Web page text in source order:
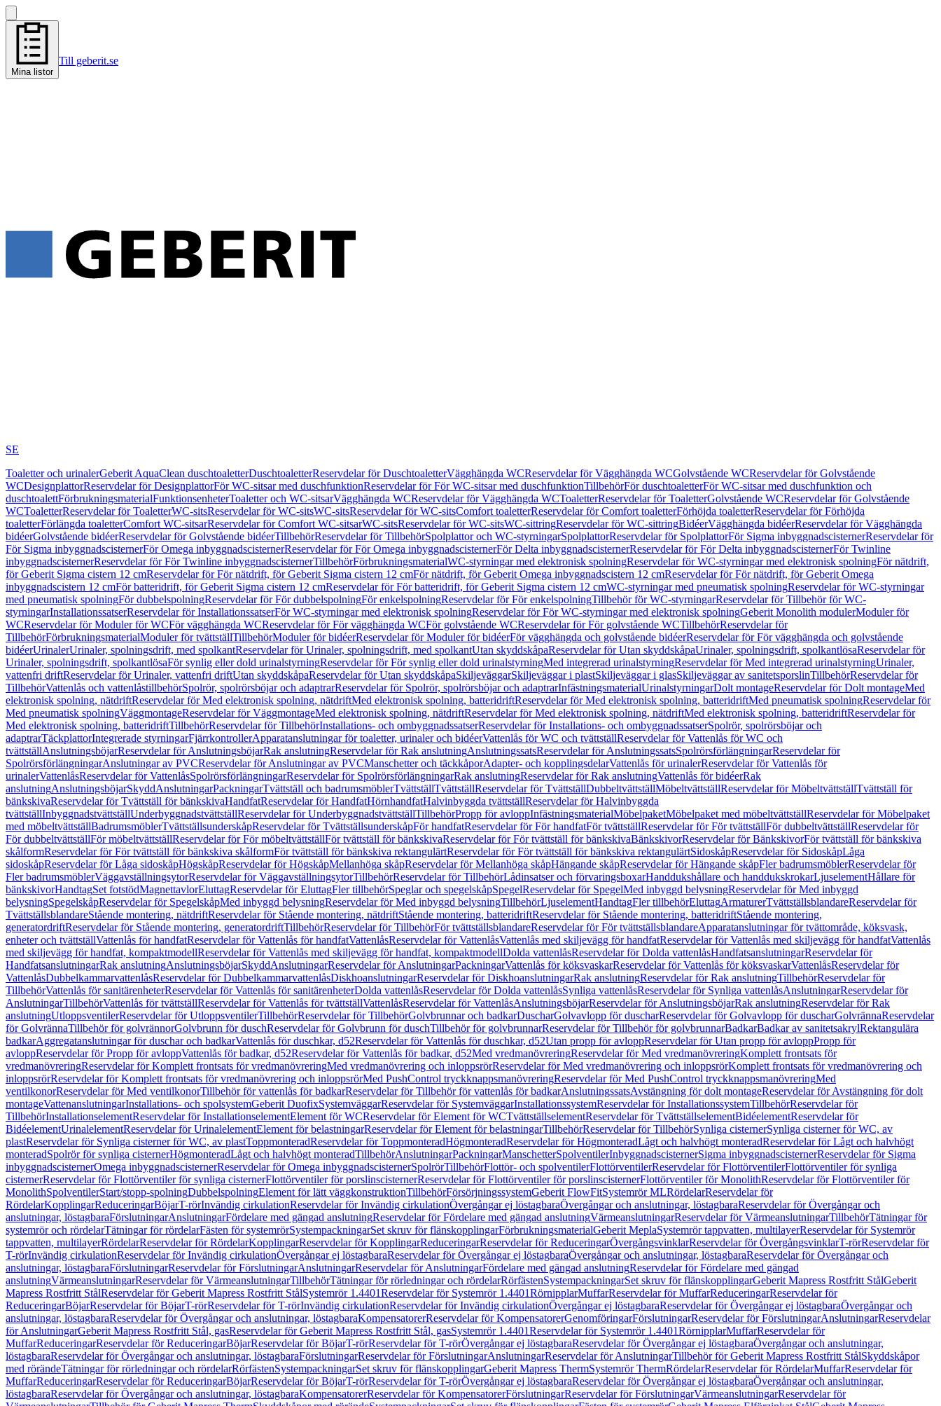
Mina listor
Till geberit.se
SE
Toaletter och urinalerGeberit AquaClean duschtoaletterDuschtoaletterReservdelar för DuschtoaletterVägghängda WCReservdelar för Vägghängda WCGolvstående WCReservdelar för Golvstående
WCDesignplattorReservdelar för DesignplattorFör WC-sitsar med duschfunktionReservdelar för För WC-sitsar med duschfunktionTillbehörFör duschtoaletterFör WC-sitsar med duschfunktion och
duschtoalettFörbrukningsmaterialFunktionsenheterToaletter och WC-sitsarVägghängda WCReservdelar för Vägghängda WCToaletterReservdelar för ToaletterGolvstående WCReservdelar för Golvstående
WCToaletterReservdelar för ToaletterWC-sitsReservdelar för WC-sitsWC-sitsReservdelar för WC-sitsComfort toaletterReservdelar för Comfort toaletterFörhöjda toaletterReservdelar för Förhöjda
toaletterFörlängda toaletterComfort WC-sitsarReservdelar för Comfort WC-sitsarWC-sitsReservdelar för WC-sitsWC-sittringReservdelar för WC-sittringBidéerVägghängda bidéerReservdelar för Vägghängda
bidéerGolvstående bidéerReservdelar för Golvstående bidéerTillbehörReservdelar för TillbehörSpolplattor och WC-styrningarSpolplattorReservdelar för SpolplattorFör Sigma inbyggnadscisternerReservdelar för
För Sigma inbyggnadscisternerFör Omega inbyggnadscisternerReservdelar för För Omega inbyggnadscisternerFör Delta inbyggnadscisternerReservdelar för För Delta inbyggnadscisternerFör Twinline
inbyggnadscisternerReservdelar för För Twinline inbyggnadscisternerTillbehörFörbrukningsmaterialWC-styrningar med elektronisk spolningReservdelar för WC-styrningar med elektronisk spolningFör nätdrift,
för Geberit Sigma cistern 12 cmReservdelar för För nätdrift, för Geberit Sigma cistern 12 cmFör nätdrift, för Geberit Omega inbyggnadscistern 12 cmReservdelar för För nätdrift, för Geberit Omega
inbyggnadscistern 12 cmFör batteridrift, för Geberit Sigma cistern 12 cmReservdelar för För batteridrift, för Geberit Sigma cistern 12 cmWC-styrningar med pneumatisk spolningReservdelar för WC-styrningar
med pneumatisk spolningFör dubbelspolningReservdelar för För dubbelspolningFör enkelspolningReservdelar för För enkelspolningTillbehör för WC-styrningarReservdelar för Tillbehör för WC-
styrningarInstallationssatserReservdelar för InstallationssatserFör WC-styrningar med elektronisk spolningReservdelar för För WC-styrningar med elektronisk spolningGeberit Monolith modulerModuler för
WCReservdelar för Moduler för WCFör vägghängda WCReservdelar för För vägghängda WCFör golvstående WCReservdelar för För golvstående WCTillbehörReservdelar för
TillbehörFörbrukningsmaterialModuler för tvättställTillbehörModuler för bidéerReservdelar för Moduler för bidéerFör vägghängda och golvstående bidéerReservdelar för För vägghängda och golvstående
bidéerUrinalerUrinaler, spolningsdrift, med spolkantReservdelar för Urinaler, spolningsdrift, med spolkantUtan skyddskåpaReservdelar för Utan skyddskåpaUrinaler, spolningsdrift, spolkantlösaReservdelar för
Urinaler, spolningsdrift, spolkantlösaFör synlig eller dold urinalstyrningReservdelar för För synlig eller dold urinalstyrningMed integrerad urinalstyrningReservdelar för Med integrerad urinalstyrningUrinaler,
vattenfri driftReservdelar för Urinaler, vattenfri driftUtan skyddskåpaReservdelar för Utan skyddskåpaSkiljeväggarSkiljeväggar i plastSkiljeväggar i glasSkiljeväggar av sanitetsporslinTillbehörReservdelar för
TillbehörVattenlås och vattenlåstillbehörSpolrör, spolrörsböjar och adaptrarReservdelar för Spolrör, spolrörsböjar och adaptrarInfästningsmaterialUrinalstyrningarDolt montageReservdelar för Dolt montageMed
elektronisk spolning, nätdriftReservdelar för Med elektronisk spolning, nätdriftMed elektronisk spolning, batteridriftReservdelar för Med elektronisk spolning, batteridriftMed pneumatisk spolningReservdelar för
Med pneumatisk spolningVäggmontageReservdelar för VäggmontageMed elektronisk spolning, nätdriftReservdelar för Med elektronisk spolning, nätdriftMed elektronisk spolning, batteridriftReservdelar för
Med elektronisk spolning, batteridriftTillbehörReservdelar för TillbehörInstallations- och ombyggnadssatserReservdelar för Installations- och ombyggnadssatserSpolrör, spolrörsböjar och
adaptrarTäckplattorIntegrerade styrningarFjärrkontrollerApparatanslutningar för toaletter, urinaler och bidéerVattenlås för WC och tvättställReservdelar för Vattenlås för WC och
tvättställAnslutningsböjarReservdelar för AnslutningsböjarRak anslutningReservdelar för Rak anslutningAnslutningssatsReservdelar för AnslutningssatsSpolrörsförlängningarReservdelar för
SpolrörsförlängningarAnslutningar av PVCReservdelar för Anslutningar av PVCManschetter och täckkåporAdapter- och kopplingsdelarVattenlås för urinalerReservdelar för Vattenlås för
urinalerVattenlåsReservdelar för VattenlåsSpolrörsförlängningarReservdelar för SpolrörsförlängningarRak anslutningReservdelar för Rak anslutningVattenlås för bidéerRak
anslutningAnslutningsböjarSkyddAnslutningarPackningarTvättställ och badrumsmöblerTvättställTvättställReservdelar för TvättställDubbeltvättställMöbeltvättställReservdelar för MöbeltvättställTvättställ för
bänkskivaReservdelar för Tvättställ för bänkskivaHandfatReservdelar för HandfatHörnhandfatHalvinbyggda tvättställReservdelar för Halvinbyggda
tvättställInbyggnadstvättställUnderbyggnadstvättställReservdelar för UnderbyggnadstvättställTillbehörPropp för avloppInfästningsmaterialMöbelpaketMöbelpaket med möbeltvättställReservdelar för Möbelpaket
med möbeltvättställBadrumsmöblerTvättställsunderskåpReservdelar för TvättställsunderskåpFör handfatReservdelar för För handfatFör tvättställReservdelar för För tvättställFör dubbeltvättställReservdelar för
För dubbeltvättställFör möbeltvättställReservdelar för För möbeltvättställFör tvättställ för bänkskivaReservdelar för För tvättställ för bänkskivaBänkskivorReservdelar för BänkskivorFör tvättställ för bänkskiva
skålformReservdelar för För tvättställ för bänkskiva skålformFör tvättställ för bänkskiva rektangulärtReservdelar för För tvättställ för bänkskiva rektangulärtSidoskåpReservdelar för SidoskåpLåga
sidoskåpReservdelar för Låga sidoskåpHögskåpReservdelar för HögskåpMellanhöga skåpReservdelar för Mellanhöga skåpHängande skåpReservdelar för Hängande skåpFler badrumsmöblerReservdelar för
Fler badrumsmöblerVäggavställningsytorReservdelar för VäggavställningsytorTillbehörReservdelar för TillbehörLådinsatser och förvaringsboxarHanddukshållare och handdukskrokarLjuselementHållare för
bänkskivorHandtagSet fotstödMagnettavlorEluttagReservdelar för EluttagFler tillbehörSpeglar och spegelskåpSpegelReservdelar för SpegelMed inbyggd belysningReservdelar för Med inbyggd
belysningSpegelskåpReservdelar för SpegelskåpMed inbyggd belysningReservdelar för Med inbyggd belysningTillbehörLjuselementHandtagFler tillbehörEluttagArmaturerTvättställsblandareReservdelar för
TvättställsblandareStående montering, nätdriftReservdelar för Stående montering, nätdriftStående montering, batteridriftReservdelar för Stående montering, batteridriftStående montering,
generatordriftReservdelar för Stående montering, generatordriftTillbehörReservdelar för TillbehörFör tvättställsblandareReservdelar för För tvättställsblandareApparatanslutningar för tvättområde, köksvask,
enheter och tvättställVattenlås för handfatReservdelar för Vattenlås för handfatVattenlåsReservdelar för VattenlåsVattenlås med skiljevägg för handfatReservdelar för Vattenlås med skiljevägg för handfatVattenlås
med skiljevägg för handfat, kompaktmodellReservdelar för Vattenlås med skiljevägg för handfat, kompaktmodellDolda vattenlåsReservdelar för Dolda vattenlåsHandfatsanslutningarReservdelar för
HandfatsanslutningarRak anslutningAnslutningsböjarSkyddAnslutningarReservdelar för AnslutningarPackningarVattenlås för köksvaskarReservdelar för Vattenlås för köksvaskarVattenlåsReservdelar för
VattenlåsDubbelkammarvattenlåsReservdelar för DubbelkammarvattenlåsDiskhoanslutningarReservdelar för DiskhoanslutningarRak anslutningReservdelar för Rak anslutningTillbehörReservdelar för
TillbehörVattenlås för sanitärenheterReservdelar för Vattenlås för sanitärenheterDolda vattenlåsReservdelar för Dolda vattenlåsSynliga vattenlåsReservdelar för Synliga vattenlåsAnslutningarReservdelar för
AnslutningarTillbehörVattenlås för tvättställReservdelar för Vattenlås för tvättställVattenlåsReservdelar för VattenlåsAnslutningsböjarReservdelar för AnslutningsböjarRak anslutningReservdelar för Rak
anslutningUtloppsventilerReservdelar för UtloppsventilerTillbehörReservdelar för TillbehörGolvbrunnar och badkarDuscharGolvavlopp för duscharReservdelar för Golvavlopp för duscharGolvrännaReservdelar
för GolvrännaTillbehör för golvrännorGolvbrunn för duschReservdelar för Golvbrunn för duschTillbehör för golvbrunnarReservdelar för Tillbehör för golvbrunnarBadkarBadkar av sanitetsakrylRektangulära
badkarAggregatanslutningar för duschar och badkarVattenlås för duschkar, d52Reservdelar för Vattenlås för duschkar, d52Utan propp för avloppReservdelar för Utan propp för avloppPropp för
avloppReservdelar för Propp för avloppVattenlås för badkar, d52Reservdelar för Vattenlås för badkar, d52Med vredmanövreringReservdelar för Med vredmanövreringKomplett frontsats för
vredmanövreringReservdelar för Komplett frontsats för vredmanövreringMed vredmanövrering och inloppsrörReservdelar för Med vredmanövrering och inloppsrörKomplett frontsats för vredmanövrering och
inloppsrörReservdelar för Komplett frontsats för vredmanövrering och inloppsrörMed PushControl tryckknappsmanövreringReservdelar för Med PushControl tryckknappsmanövreringMed
ventilkonorReservdelar för Med ventilkonorTillbehör för vattenlås för badkarReservdelar för Tillbehör för vattenlås för badkarAnslutningssatsAvstängning för dolt montageReservdelar för Avstängning för dolt
montageVattenanslutningarInstallations- och spolsystemGeberit DuofixSystemväggarReservdelar för SystemväggarInstallationssystemReservdelar för InstallationssystemTillbehörReservdelar för
TillbehörInstallationselementReservdelar för InstallationselementElement för WCReservdelar för Element för WCTvättställselementReservdelar för TvättställselementBidéelementReservdelar för
BidéelementUrinalelementReservdelar för UrinalelementElement för belastningarReservdelar för Element för belastningarTillbehörReservdelar för TillbehörSynliga cisternerSynliga cisterner för WC, av
plastReservdelar för Synliga cisterner för WC, av plastToppmonteradReservdelar för ToppmonteradHögmonteradReservdelar för HögmonteradLågt och halvhögt monteradReservdelar för Lågt och halvhögt
monteradSpolrör för synliga cisternerHögmonteradLågt och halvhögt monteradTillbehörAnslutningarPackningarManschetterSpolventilerInbyggnadscisternerSigma inbyggnadscisternerReservdelar för Sigma
inbyggnadscisternerOmega inbyggnadscisternerReservdelar för Omega inbyggnadscisternerSpolrörTillbehörFlottör- och spolventilerFlottörventilerReservdelar för FlottörventilerFlottörventiler för synliga
cisternerReservdelar för Flottörventiler för synliga cisternerFlottörventiler för porslinscisternerReservdelar för Flottörventiler för porslinscisternerFlottörventiler för MonolithReservdelar för Flottörventiler för
MonolithSpolventilerStart/stopp-spolningDubbelspolningElement för lätt väggkonstruktionTillbehörFörsörjningssystemGeberit FlowFitSystemrör MLRördelarReservdelar för
RördelarKopplingarReduceringarBöjarT-rörInvändig cirkulationReservdelar för Invändig cirkulationÖvergångar ej löstagbaraÖvergångar och anslutningar, löstagbaraReservdelar för Övergångar och
anslutningar, löstagbaraFörslutningarAnslutningarFördelare med gängad anslutningReservdelar för Fördelare med gängad anslutningVärmeanslutningarReservdelar för VärmeanslutningarTillbehörTätningar för
systemrör och rördelarTätningar för rördelarFästen för systemrörSystempackningarSet skruv för flänskopplingarFörbrukningsmaterialGeberit MeplaSystemrör tappvatten, multilayerReservdelar för Systemrör
tappvatten, multilayerRördelarReservdelar för RördelarKopplingarReservdelar för KopplingarReduceringarReservdelar för ReduceringarÖvergångsvinklarReservdelar för ÖvergångsvinklarT-rörReservdelar för
T-rörInvändig cirkulationReservdelar för Invändig cirkulationÖvergångar ej löstagbaraReservdelar för Övergångar ej löstagbaraÖvergångar och anslutningar, löstagbaraReservdelar för Övergångar och
anslutningar, löstagbaraFörslutningarReservdelar för FörslutningarAnslutningarReservdelar för AnslutningarFördelare med gängad anslutningReservdelar för Fördelare med gängad
anslutningVärmeanslutningarReservdelar för VärmeanslutningarTillbehörTätningar för rörledningar och rördelarRörfästenSystempackningarSet skruv för flänskopplingarGeberit Mapress Rostfritt StålGeberit
Mapress Rostfritt StålReservdelar för Geberit Mapress Rostfritt StålSystemrör 1.4401Reservdelar för Systemrör 1.4401RörnipplarMuffarReservdelar för MuffarReduceringarReservdelar för
ReduceringarBöjarReservdelar för BöjarT-rörReservdelar för T-rörInvändig cirkulationReservdelar för Invändig cirkulationÖvergångar ej löstagbaraReservdelar för Övergångar ej löstagbaraÖvergångar och
anslutningar, löstagbaraReservdelar för Övergångar och anslutningar, löstagbaraKompensatorerReservdelar för KompensatorerGenomföringarFörslutningarReservdelar för FörslutningarAnslutningarReservdelar
för AnslutningarGeberit Mapress Rostfritt Stål, gasReservdelar för Geberit Mapress Rostfritt Stål, gasSystemrör 1.4401Reservdelar för Systemrör 1.4401RörnipplarMuffarReservdelar för
MuffarReduceringarReservdelar för ReduceringarBöjarReservdelar för BöjarT-rörReservdelar för T-rörÖvergångar ej löstagbaraReservdelar för Övergångar ej löstagbaraÖvergångar och anslutningar,
löstagbaraReservdelar för Övergångar och anslutningar, löstagbaraFörslutningarReservdelar för FörslutningarAnslutningarReservdelar för AnslutningarTillbehör för Geberit Mapress Rostfritt StålSkyddskåpor
med rörändeTätningar för rörledningar och rördelarRörfästenSystempackningarSet skruv för flänskopplingarGeberit Mapress ThermSystemrör ThermRördelarReservdelar för RördelarMuffarReservdelar för
MuffarReduceringarReservdelar för ReduceringarBöjarReservdelar för BöjarT-rörReservdelar för T-rörÖvergångar ej löstagbaraReservdelar för Övergångar ej löstagbaraÖvergångar och anslutningar,
löstagbaraReservdelar för Övergångar och anslutningar, löstagbaraKompensatorerReservdelar för KompensatorerFörslutningarReservdelar för FörslutningarVärmeanslutningarReservdelar för